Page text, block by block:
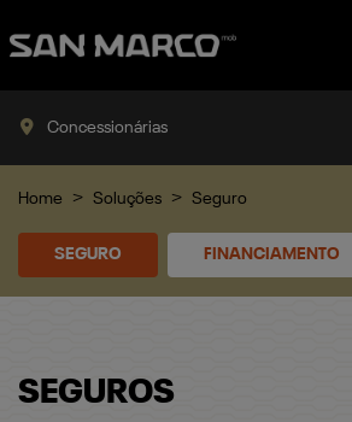
Concessionárias
Home Soluções Seguro
FINANCIAMENTO
SEGURO
SEGUROS